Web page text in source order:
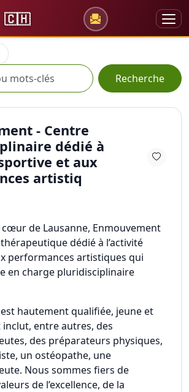
🇨🇭
Recherche
- Centre
dédié à
et aux
artistiq
de Lausanne, Enmouvement
dédié à l’activité
performances artistiques qui
en charge pluridisciplinaire
hautement qualifiée, jeune et
entre autres, des
des préparateurs physiques,
un ostéopathe, une
Nous sommes fiers de
de l’excellence, de la